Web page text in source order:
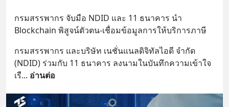
กรมสรรพากร จับมือ NDID และ 11 ธนาคาร นำ
Blockchain พิสูจน์ตัวตน-เชื่อมข้อมูลการให้บริการภาษี
กรมสรรพากร และบริษัท เนชั่นแนลดิจิทัลไอดี จำกัด
(NDID) ร่วมกับ 11 ธนาคาร ลงนามในบันทึกความเข้าใจ
เรื... อ่านต่อ